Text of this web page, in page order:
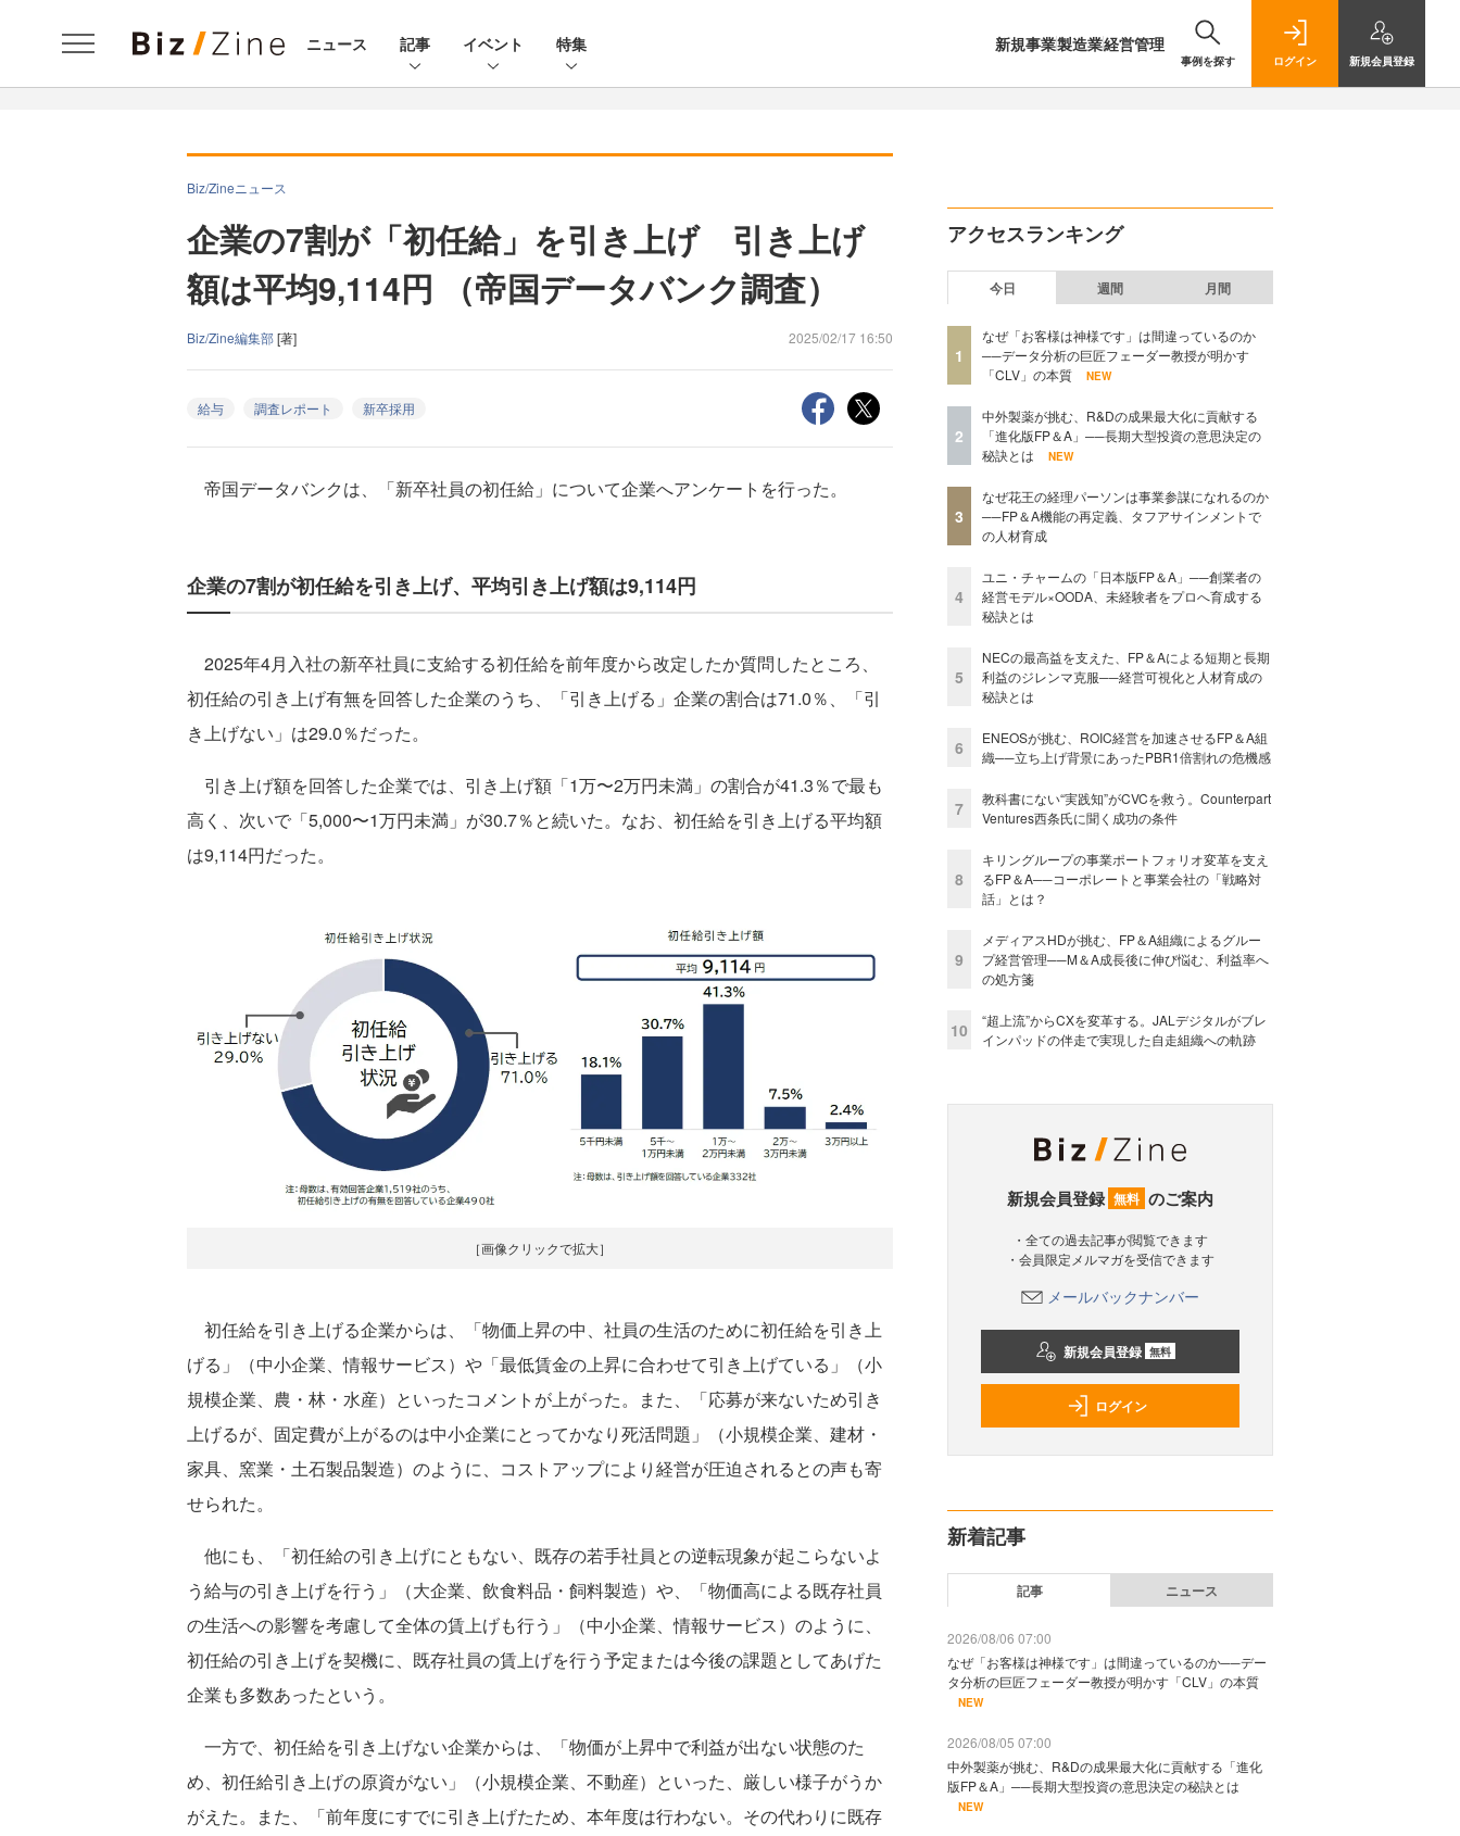
ニュース 記事 イベント 特集 新規事業製造業経営管理
事例を探す ログイン 新規会員登録
Biz/Zineニュース
企業の7割が「初任給」を引き上げ 引き上げ
額は平均9,114円 （帝国データバンク調査）
Biz/Zine編集部[著] 2025/02/17 16:50
給与 調査レポート 新卒採用
帝国データバンクは、「新卒社員の初任給」について企業へアンケートを行った。
企業の7割が初任給を引き上げ、平均引き上げ額は9,114円
2025年4月入社の新卒社員に支給する初任給を前年度から改定したか質問したところ、
初任給の引き上げ有無を回答した企業のうち、「引き上げる」企業の割合は71.0％、「引
き上げない」は29.0％だった。
引き上げ額を回答した企業では、引き上げ額「1万〜2万円未満」の割合が41.3％で最も
高く、次いで「5,000〜1万円未満」が30.7％と続いた。なお、初任給を引き上げる平均額
は9,114円だった。
［画像クリックで拡大］
初任給を引き上げる企業からは、「物価上昇の中、社員の生活のために初任給を引き上
げる」（中小企業、情報サービス）や「最低賃金の上昇に合わせて引き上げている」（小
規模企業、農・林・水産）といったコメントが上がった。また、「応募が来ないため引き
上げるが、固定費が上がるのは中小企業にとってかなり死活問題」（小規模企業、建材・
家具、窯業・土石製品製造）のように、コストアップにより経営が圧迫されるとの声も寄
せられた。
他にも、「初任給の引き上げにともない、既存の若手社員との逆転現象が起こらないよ
う給与の引き上げを行う」（大企業、飲食料品・飼料製造）や、「物価高による既存社員
の生活への影響を考慮して全体の賃上げも行う」（中小企業、情報サービス）のように、
初任給の引き上げを契機に、既存社員の賃上げを行う予定または今後の課題としてあげた
企業も多数あったという。
一方で、初任給を引き上げない企業からは、「物価が上昇中で利益が出ない状態のた
め、初任給引き上げの原資がない」（小規模企業、不動産）といった、厳しい様子がうか
がえた。また、「前年度にすでに引き上げたため、本年度は行わない。その代わりに既存
アクセスランキング
今日 週間 月間
1
なぜ「お客様は神様です」は間違っているのか
──データ分析の巨匠フェーダー教授が明かす
「CLV」の本質
NEW
2
中外製薬が挑む、R&Dの成果最大化に貢献する
「進化版FP＆A」──長期大型投資の意思決定の
秘訣とは
NEW
3
なぜ花王の経理パーソンは事業参謀になれるのか
──FP＆A機能の再定義、タフアサインメントで
の人材育成
4
ユニ・チャームの「日本版FP＆A」──創業者の
経営モデル×OODA、未経験者をプロへ育成する
秘訣とは
5
NECの最高益を支えた、FP＆Aによる短期と長期
利益のジレンマ克服──経営可視化と人材育成の
秘訣とは
6
ENEOSが挑む、ROIC経営を加速させるFP＆A組
織──立ち上げ背景にあったPBR1倍割れの危機感
7
教科書にない“実践知”がCVCを救う。Counterpart
Ventures西条氏に聞く成功の条件
8
キリングループの事業ポートフォリオ変革を支え
るFP＆A──コーポレートと事業会社の「戦略対
話」とは？
9
メディアスHDが挑む、FP＆A組織によるグルー
プ経営管理──M＆A成長後に伸び悩む、利益率へ
の処方箋
10
“超上流”からCXを変革する。JALデジタルがブレ
インパッドの伴走で実現した自走組織への軌跡
新規会員登録 無料 のご案内
・全ての過去記事が閲覧できます
・会員限定メルマガを受信できます
メールバックナンバー
新規会員登録 無料
ログイン
新着記事
記事 ニュース
2026/08/06 07:00
なぜ「お客様は神様です」は間違っているのか──デー
タ分析の巨匠フェーダー教授が明かす「CLV」の本質
NEW
2026/08/05 07:00
中外製薬が挑む、R&Dの成果最大化に貢献する「進化
版FP＆A」──長期大型投資の意思決定の秘訣とは
NEW